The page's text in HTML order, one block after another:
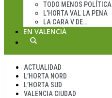
TODO MENOS POLÍTICA
L’HORTA VAL LA PENA
LA CARA V DE…
EN VALENCIÀ
ACTUALIDAD
L’HORTA NORD
L’HORTA SUD
VALENCIA CIUDAD